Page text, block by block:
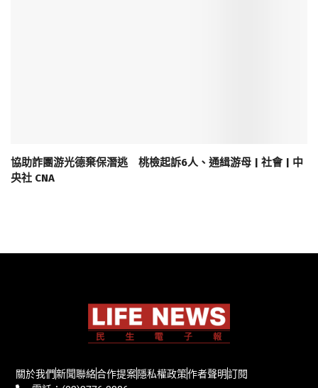
協助詐團游光德棄保潛逃 桃檢起訴6人、通緝游母 | 社會 | 中
央社 CNA
關於我們新聞聯絡合作提案隱私權政策作者聲明訂閱